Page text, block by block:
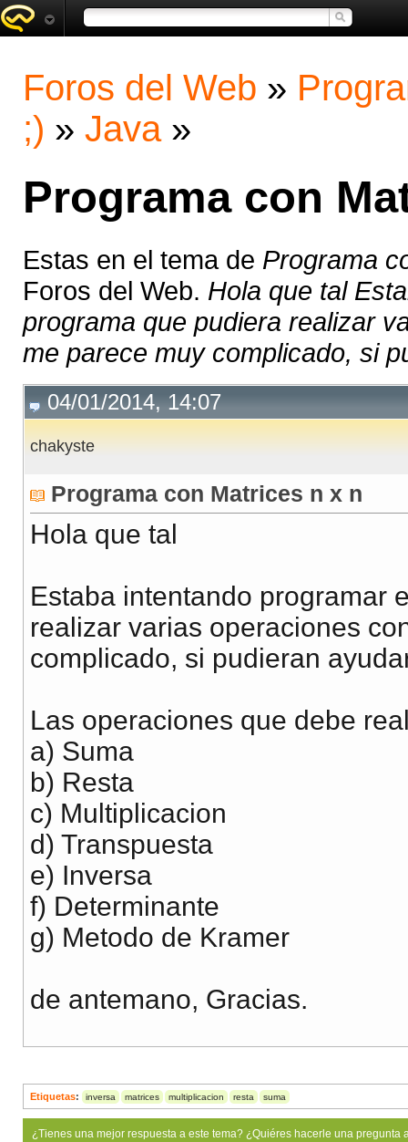
Foros del Web »
;) » Java »
Programa con
Estas en el tema de Programa
Foros del Web. Hola que tal
programa que pudiera realizar
me parece muy complicado, si
04/01/2014, 14:07
chakyste
Programa con Matrices n x n
Hola que tal
Estaba intentando programar
realizar varias operaciones
complicado, si pudieran
Las operaciones que debe
a) Suma
b) Resta
c) Multiplicacion
d) Transpuesta
e) Inversa
f) Determinante
g) Metodo de Kramer
de antemano, Gracias.
Etiquetas: inversa matrices multiplicacion resta suma
¿Tienes una mejor respuesta a este tema? ¿Quiéres hacerle una